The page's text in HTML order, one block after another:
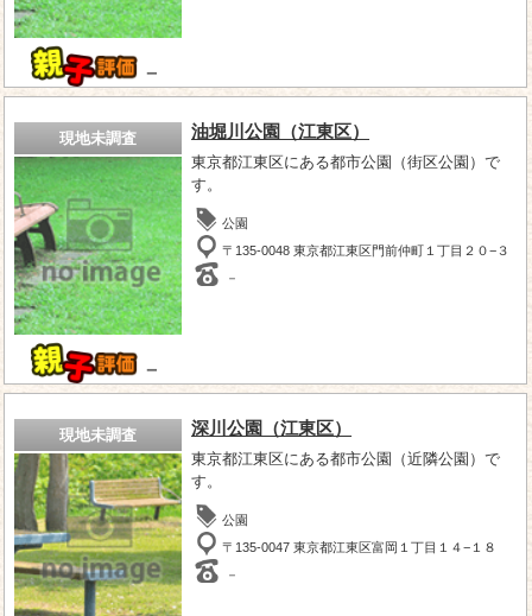
－
現地未調査
－
油堀川公園（江東区）
東京都江東区にある都市公園（街区公園）で
す。
公園
〒135-0048 東京都江東区門前仲町１丁目２０−３
－
現地未調査 深川公園（江東区）
東京都江東区にある都市公園（近隣公園）で
す。
公園
〒135-0047 東京都江東区富岡１丁目１４−１８
－